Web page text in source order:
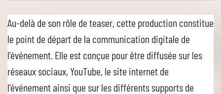
Au-delà de son rôle de teaser, cette production constitue
le point de départ de la communication digitale de
l’événement. Elle est conçue pour être diffusée sur les
réseaux sociaux, YouTube, le site internet de
l’événement ainsi que sur les différents supports de